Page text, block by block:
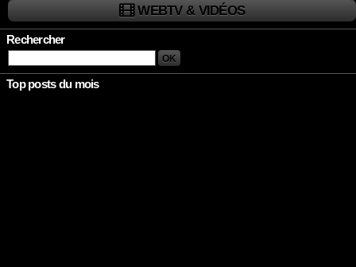
WEBTV & VIDÉOS
Rechercher
Top posts du mois